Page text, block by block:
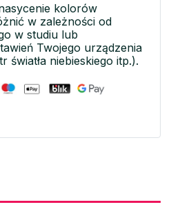
kolorów
w zależności od
w studiu lub
Twojego urządzenia
niebieskiego itp.).